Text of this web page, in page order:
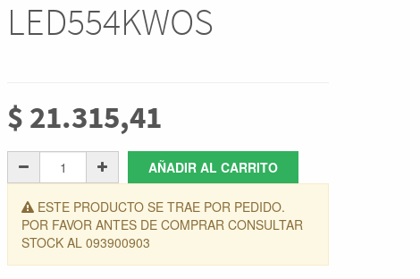
LED554KWOS
$ 21.315,41
AÑADIR AL CARRITO
ESTE PRODUCTO SE TRAE POR PEDIDO.
POR FAVOR ANTES DE COMPRAR CONSULTAR
STOCK AL 093900903